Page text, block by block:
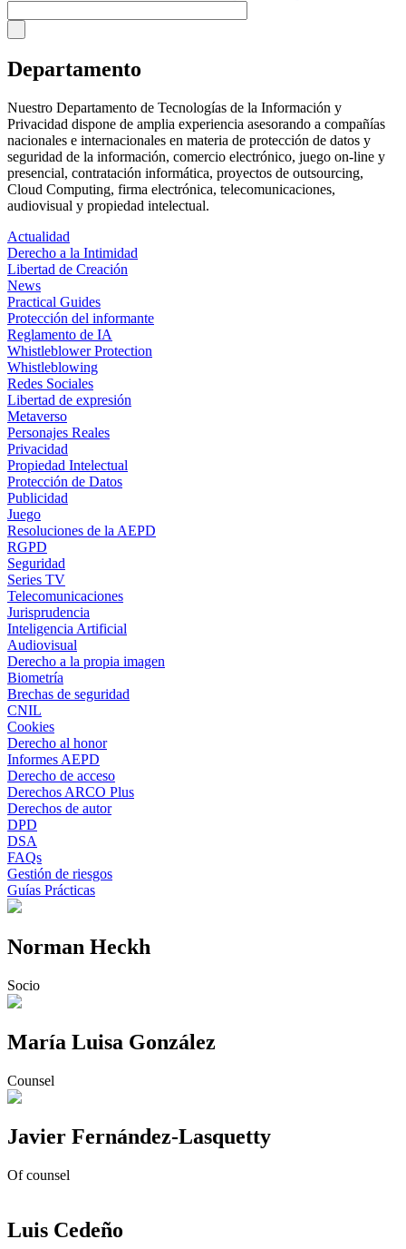
Departamento
Nuestro Departamento de Tecnologías de la Información y
Privacidad dispone de amplia experiencia asesorando a compañías
nacionales e internacionales en materia de protección de datos y
seguridad de la información, comercio electrónico, juego on-line y
presencial, contratación informática, proyectos de outsourcing,
Cloud Computing, firma electrónica, telecomunicaciones,
audiovisual y propiedad intelectual.
Actualidad
Derecho a la Intimidad
Libertad de Creación
News
Practical Guides
Protección del informante
Reglamento de IA
Whistleblower Protection
Whistleblowing
Redes Sociales
Libertad de expresión
Metaverso
Personajes Reales
Privacidad
Propiedad Intelectual
Protección de Datos
Publicidad
Juego
Resoluciones de la AEPD
RGPD
Seguridad
Series TV
Telecomunicaciones
Jurisprudencia
Inteligencia Artificial
Audiovisual
Derecho a la propia imagen
Biometría
Brechas de seguridad
CNIL
Cookies
Derecho al honor
Informes AEPD
Derecho de acceso
Derechos ARCO Plus
Derechos de autor
DPD
DSA
FAQs
Gestión de riesgos
Guías Prácticas
Norman Heckh
Socio
María Luisa González
Counsel
Javier Fernández-Lasquetty
Of counsel
Luis Cedeño